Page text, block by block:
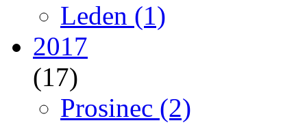
Leden (1)
2017
(17)
Prosinec (2)